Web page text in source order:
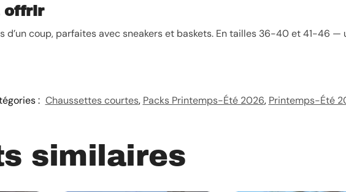
offrir
d’un coup, parfaites avec sneakers et baskets. En tailles 36-40 et 41-46
: Chaussettes courtes, Packs Printemps-Été 2026, Printemps-Été
similaires